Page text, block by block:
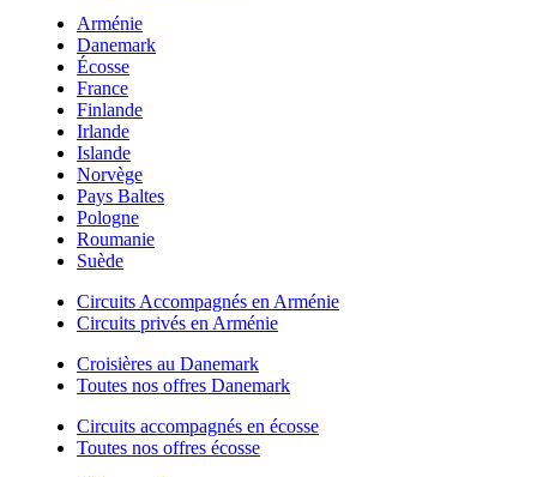
Arménie
Danemark
Écosse
France
Finlande
Irlande
Islande
Norvège
Pays Baltes
Pologne
Roumanie
Suède
Circuits Accompagnés en Arménie
Circuits privés en Arménie
Croisières au Danemark
Toutes nos offres Danemark
Circuits accompagnés en écosse
Toutes nos offres écosse